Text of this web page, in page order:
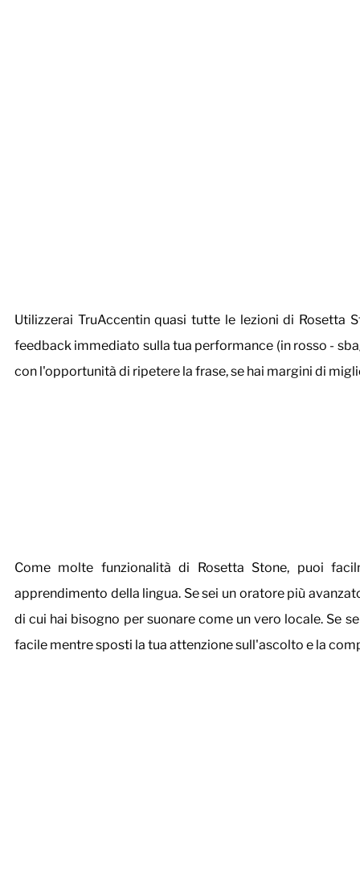
Utilizzerai TruAccentin quasi tutte le lezioni di Rosetta
feedback immediato sulla tua performance (in rosso -
con l'opportunità di ripetere la frase, se hai margini di
Come molte funzionalità di Rosetta Stone, puoi
apprendimento della lingua. Se sei un oratore più
di cui hai bisogno per suonare come un vero locale. Se
facile mentre sposti la tua attenzione sull'ascolto e la